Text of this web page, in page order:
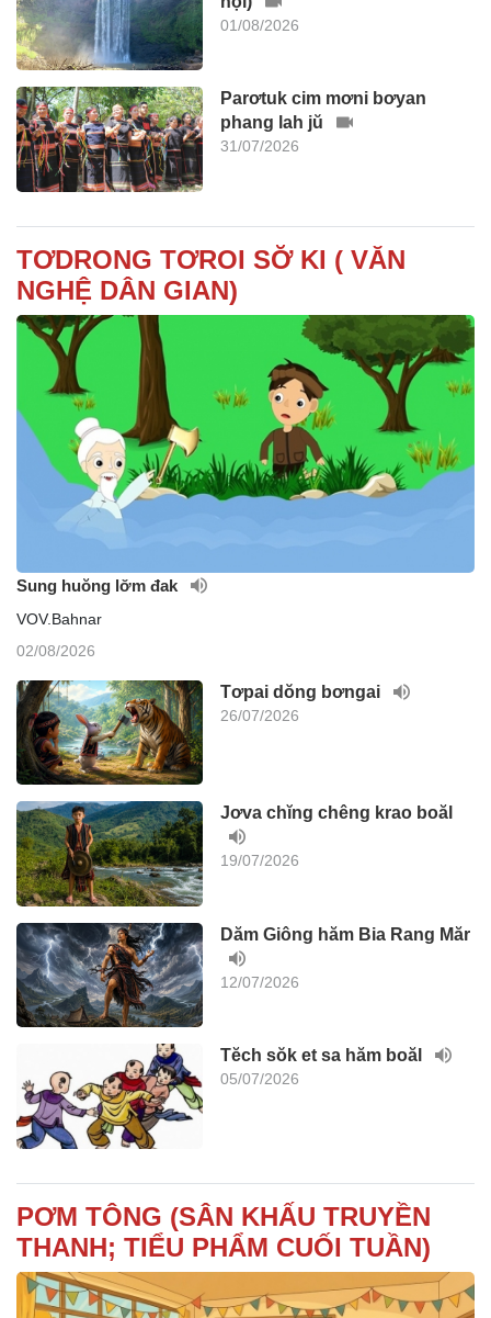
01/08/2026
Parơtuk cim mơni bơyan
phang lah jŭ
31/07/2026
TƠDRONG TƠROI SƠ̆ KI ( VĂN
NGHỆ DÂN GIAN)
Sung huŏng lơ̆m đak
VOV.Bahnar
02/08/2026
Tơpai dŏng bơngai
26/07/2026
Jơva chĭng chêng krao boăl
19/07/2026
Dăm Giông hăm Bia Rang Măr
12/07/2026
Tĕch sŏk et sa hăm boăl
05/07/2026
PƠM TÔNG (SÂN KHẤU TRUYỀN
THANH; TIỂU PHẨM CUỐI TUẦN)